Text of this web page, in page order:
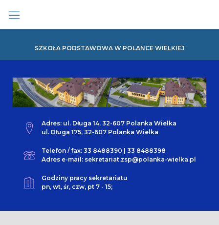
content
SZKOŁA PODSTAWOWA W POLANCE WIELKIEJ
Adres: ul. Długa 14, 32-607 Polanka Wielka
ul. Długa 175, 32-607 Polanka Wielka
Telefon / fax: 33 8488390 | 33 8488398
Adres e-mail: sekretariat.zsp@polanka-wielka.pl
Godziny pracy sekretariatu
pn, wt, śr, czw, pt 7 - 15;